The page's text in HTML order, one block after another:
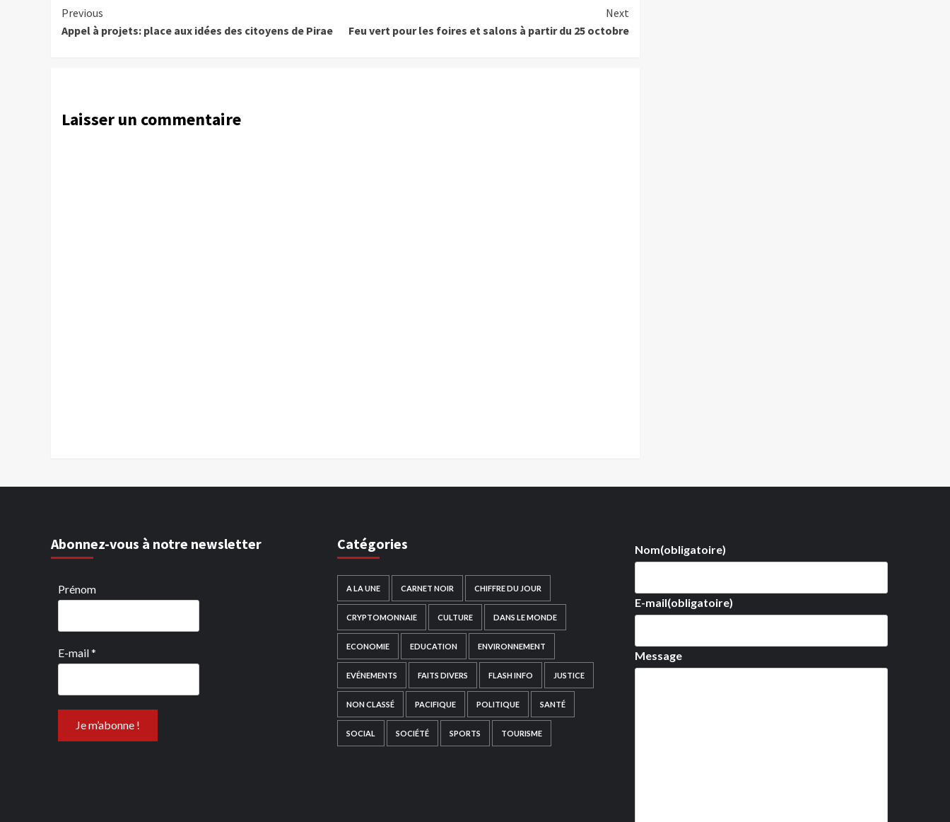
Continue
Reading
Previous
Appel à projets: place aux idées des citoyens de Pirae
Next
Feu vert pour les foires et salons à partir du 25 octobre
Laisser un commentaire
Abonnez-vous à notre newsletter
Prénom
E-mail*
Catégories
A LA UNE CARNET NOIR CHIFFRE DU JOUR
CRYPTOMONNAIE CULTURE DANS LE MONDE
ECONOMIE EDUCATION ENVIRONNEMENT
EVÉNEMENTS FAITS DIVERS FLASH INFO JUSTICE
NON CLASSÉ PACIFIQUE POLITIQUE SANTÉ
SOCIAL SOCIÉTÉ SPORTS TOURISME
Nom(obligatoire)
E-mail(obligatoire)
Message